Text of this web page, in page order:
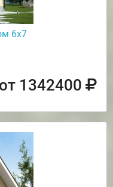
6х7
от 1342400